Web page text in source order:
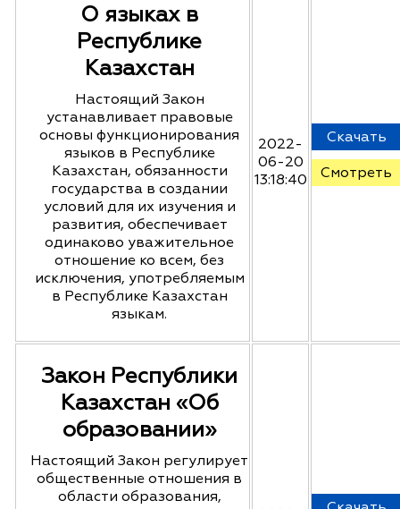
О языках в
Республике
Казахстан
Настоящий Закон
устанавливает правовые
основы функционирования
языков в Республике
Казахстан, обязанности
государства в создании
условий для их изучения и
развития, обеспечивает
одинаково уважительное
отношение ко всем, без
исключения, употребляемым
в Республике Казахстан
языкам.
2022-
06-20
13:18:40
Скачать
Смотреть
Закон Республики
Казахстан «Об
образовании»
Настоящий Закон регулирует
общественные отношения в
области образования,